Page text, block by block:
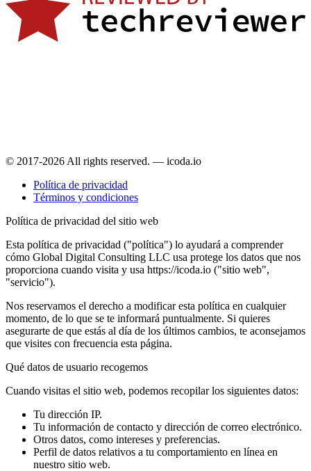
© 2017-2026 All rights reserved. — icoda.io
Política de privacidad
Términos y condiciones
Política de privacidad del sitio web
Esta política de privacidad ("política") lo ayudará a comprender
cómo Global Digital Consulting LLC usa protege los datos que nos
proporciona cuando visita y usa https://icoda.io ("sitio web",
"servicio").
Nos reservamos el derecho a modificar esta política en cualquier
momento, de lo que se te informará puntualmente. Si quieres
asegurarte de que estás al día de los últimos cambios, te aconsejamos
que visites con frecuencia esta página.
Qué datos de usuario recogemos
Cuando visitas el sitio web, podemos recopilar los siguientes datos:
Tu dirección IP.
Tu información de contacto y dirección de correo electrónico.
Otros datos, como intereses y preferencias.
Perfil de datos relativos a tu comportamiento en línea en
nuestro sitio web.